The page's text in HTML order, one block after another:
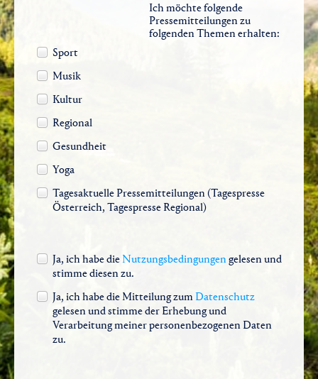
Ich möchte folgende
Pressemitteilungen zu
folgenden Themen erhalten:
Sport
Musik
Kultur
Regional
Gesundheit
Yoga
Tagesaktuelle Pressemitteilungen (Tagespresse
Österreich, Tagespresse Regional)
Ja, ich habe dieNutzungsbedingungengelesen und
stimme diesen zu.
Ja, ich habe die Mitteilung zumDatenschutz
gelesen und stimme der Erhebung und
Verarbeitung meiner personenbezogenen Daten
zu.